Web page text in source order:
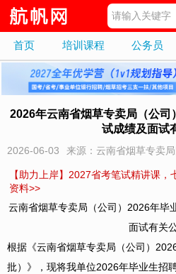
首页 培训课程 公务员
2026年云南省烟草专卖局（公
试成绩及面试
2026-06-03 来源：云南省烟草专卖
【助力上岸】2027省考笔试精讲课
资料>>
云南省烟草专卖局（公司）2026年毕
面试有关
根据《云南省烟草专卖局（公司）
批）》，现将我单位2026年毕业生招